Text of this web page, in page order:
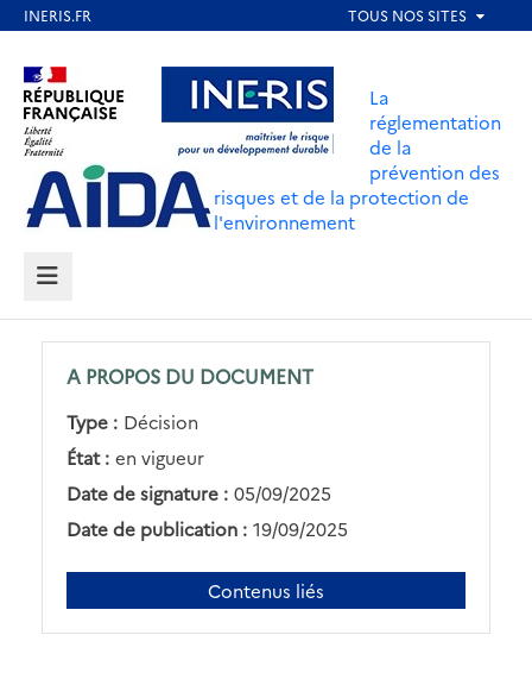
contenu
principal
Aller au contenu Aller au menu
Aller au pied de page
La
réglementation
de la
prévention des
risques et de la protection de
l'environnement
MENU
A PROPOS DU DOCUMENT
Type : Décision
État : en vigueur
Date de signature : 05/09/2025
Date de publication : 19/09/2025
Contenus liés